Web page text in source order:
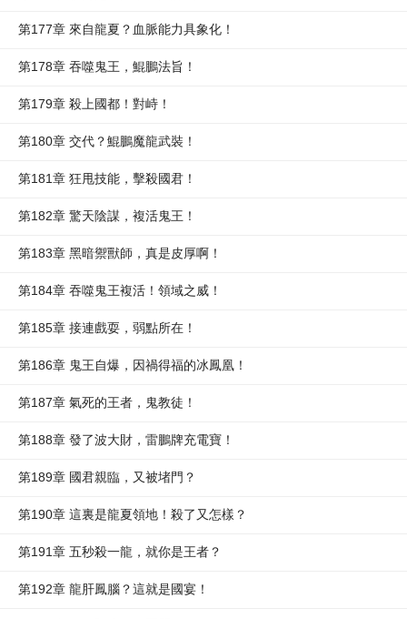
第177章 來自龍夏？血脈能力具象化！
第178章 吞噬鬼王，鯤鵬法旨！
第179章 殺上國都！對峙！
第180章 交代？鯤鵬魔龍武裝！
第181章 狂甩技能，擊殺國君！
第182章 驚天陰謀，複活鬼王！
第183章 黑暗禦獸師，真是皮厚啊！
第184章 吞噬鬼王複活！領域之威！
第185章 接連戲耍，弱點所在！
第186章 鬼王自爆，因禍得福的冰鳳凰！
第187章 氣死的王者，鬼教徒！
第188章 發了波大財，雷鵬牌充電寶！
第189章 國君親臨，又被堵門？
第190章 這裏是龍夏領地！殺了又怎樣？
第191章 五秒殺一龍，就你是王者？
第192章 龍肝鳳腦？這就是國宴！